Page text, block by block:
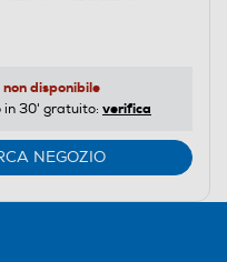
non disponibile
in 30' gratuito: verifica
NEGOZIO